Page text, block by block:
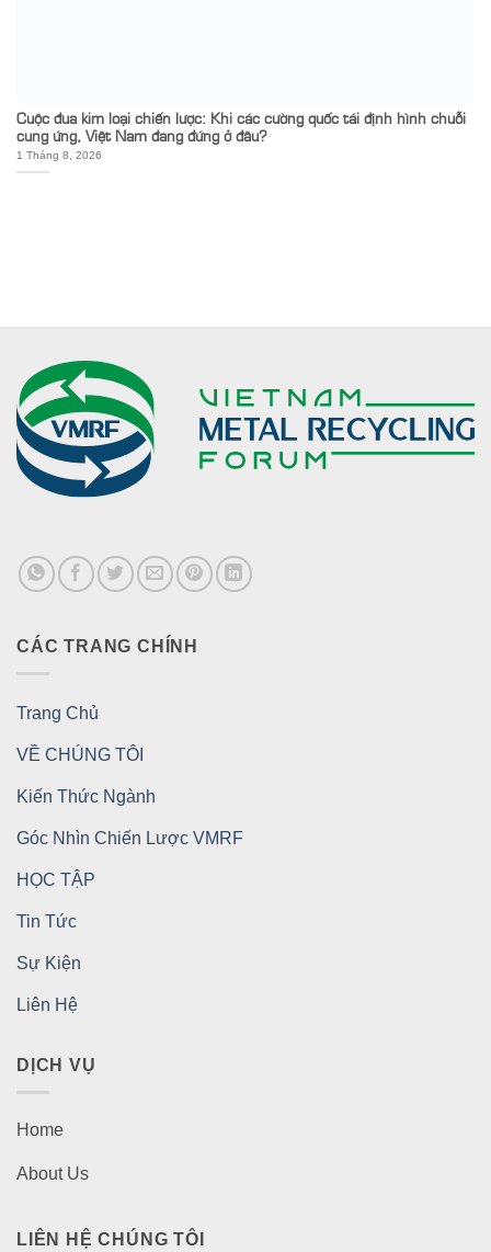
Cuộc đua kim loại chiến lược: Khi các cường quốc tái định hình chuỗi
cung ứng, Việt Nam đang đứng ở đâu?
1 Tháng 8, 2026
CÁC TRANG CHÍNH
Trang Chủ
VỀ CHÚNG TÔI
Kiến Thức Ngành
Góc Nhìn Chiến Lược VMRF
HỌC TẬP
Tin Tức
Sự Kiện
Liên Hệ
DỊCH VỤ
Home
About Us
LIÊN HỆ CHÚNG TÔI